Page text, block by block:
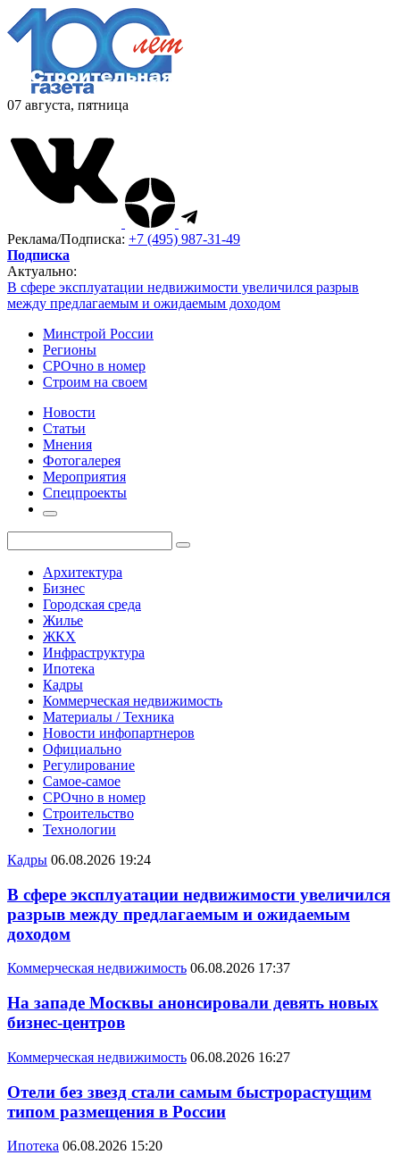
07 августа, пятница
Реклама/Подписка: +7 (495) 987-31-49
Подписка
Актуально:
В сфере эксплуатации недвижимости увеличился разрыв
между предлагаемым и ожидаемым доходом
Минстрой России
Регионы
СРОчно в номер
Строим на своем
Новости
Статьи
Мнения
Фотогалерея
Мероприятия
Спецпроекты
Архитектура
Бизнес
Городская среда
Жилье
ЖКХ
Инфраструктура
Ипотека
Кадры
Коммерческая недвижимость
Материалы / Техника
Новости инфопартнеров
Официально
Регулирование
Самое-самое
СРОчно в номер
Строительство
Технологии
Кадры 06.08.2026 19:24
В сфере эксплуатации недвижимости увеличился
разрыв между предлагаемым и ожидаемым
доходом
Коммерческая недвижимость 06.08.2026 17:37
На западе Москвы анонсировали девять новых
бизнес-центров
Коммерческая недвижимость 06.08.2026 16:27
Отели без звезд стали самым быстрорастущим
типом размещения в России
Ипотека 06.08.2026 15:20